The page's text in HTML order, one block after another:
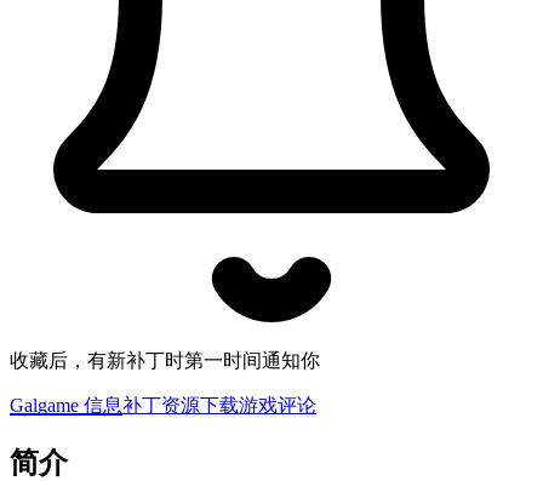
收藏后，有新补丁时第一时间通知你
Galgame 信息补丁资源下载游戏评论
简介